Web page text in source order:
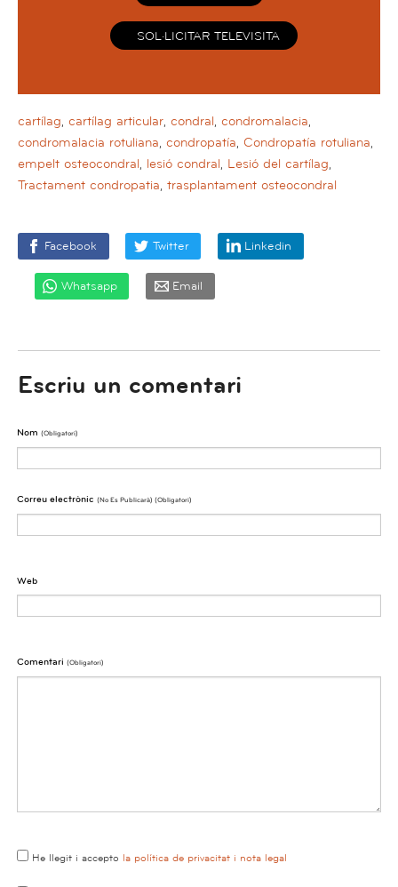
SOL·LICITAR TELEVISITA
cartílag, cartílag articular, condral, condromalacia,
condromalacia rotuliana, condropatía, Condropatía rotuliana,
empelt osteocondral, lesió condral, Lesió del cartílag,
Tractament condropatia, trasplantament osteocondral
Facebook Twitter Linkedin
Whatsapp Email
Escriu un comentari
Nom (obligatori)
Correu electrònic (No Es Publicarà) (obligatori)
Web
Comentari (obligatori)
He llegit i accepto la política de privacitat i nota legal